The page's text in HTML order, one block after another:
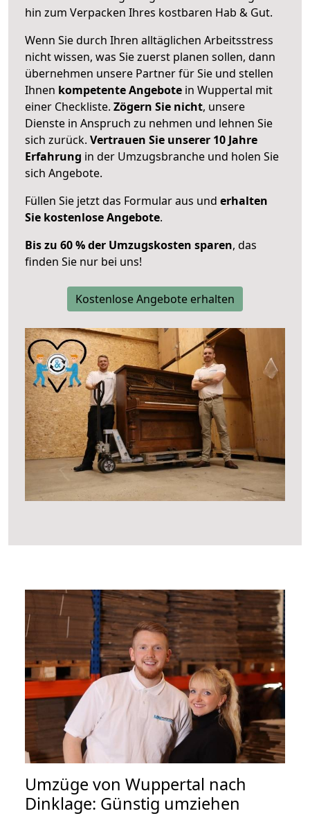
hin zum Verpacken Ihres kostbaren Hab & Gut.
Wenn Sie durch Ihren alltäglichen Arbeitsstress
nicht wissen, was Sie zuerst planen sollen, dann
übernehmen unsere Partner für Sie und stellen
Ihnen kompetente Angebote in Wuppertal mit
einer Checkliste. Zögern Sie nicht, unsere
Dienste in Anspruch zu nehmen und lehnen Sie
sich zurück. Vertrauen Sie unserer 10 Jahre
Erfahrung in der Umzugsbranche und holen Sie
sich Angebote.
Füllen Sie jetzt das Formular aus und erhalten
Sie kostenlose Angebote.
Bis zu 60 % der Umzugskosten sparen, das
finden Sie nur bei uns!
Kostenlose Angebote erhalten
Umzüge von Wuppertal nach
Dinklage: Günstig umziehen